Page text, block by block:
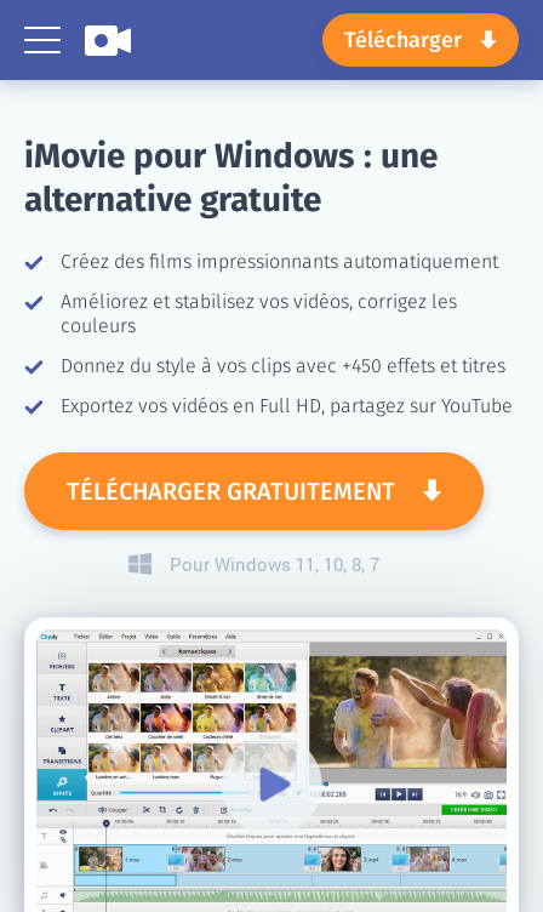
Télécharger
iMovie pour Windows : une
alternative gratuite
Créez des films impressionnants automatiquement
Améliorez et stabilisez vos vidéos, corrigez les
couleurs
Donnez du style à vos clips avec +450 effets et titres
Exportez vos vidéos en Full HD, partagez sur YouTube
TÉLÉCHARGER GRATUITEMENT
Pour Windows 11, 10, 8, 7